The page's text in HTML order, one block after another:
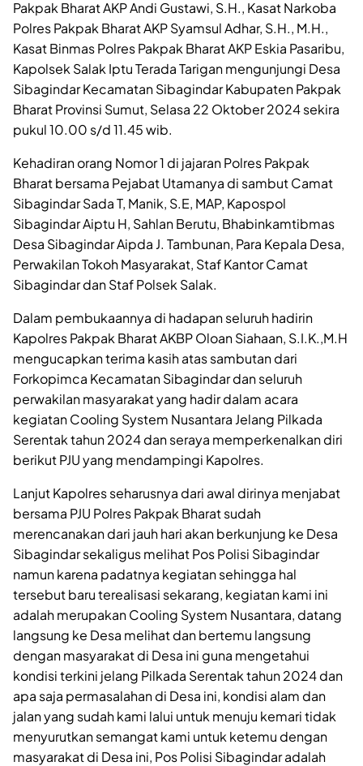
Pakpak Bharat AKP Andi Gustawi, S.H., Kasat Narkoba
Polres Pakpak Bharat AKP Syamsul Adhar, S.H., M.H.,
Kasat Binmas Polres Pakpak Bharat AKP Eskia Pasaribu,
Kapolsek Salak Iptu Terada Tarigan mengunjungi Desa
Sibagindar Kecamatan Sibagindar Kabupaten Pakpak
Bharat Provinsi Sumut, Selasa 22 Oktober 2024 sekira
pukul 10.00 s/d 11.45 wib.
Kehadiran orang Nomor 1 di jajaran Polres Pakpak
Bharat bersama Pejabat Utamanya di sambut Camat
Sibagindar Sada T, Manik, S.E, MAP, Kapospol
Sibagindar Aiptu H, Sahlan Berutu, Bhabinkamtibmas
Desa Sibagindar Aipda J. Tambunan, Para Kepala Desa,
Perwakilan Tokoh Masyarakat, Staf Kantor Camat
Sibagindar dan Staf Polsek Salak.
Dalam pembukaannya di hadapan seluruh hadirin
Kapolres Pakpak Bharat AKBP Oloan Siahaan, S.I.K.,M.H
mengucapkan terima kasih atas sambutan dari
Forkopimca Kecamatan Sibagindar dan seluruh
perwakilan masyarakat yang hadir dalam acara
kegiatan Cooling System Nusantara Jelang Pilkada
Serentak tahun 2024 dan seraya memperkenalkan diri
berikut PJU yang mendampingi Kapolres.
Lanjut Kapolres seharusnya dari awal dirinya menjabat
bersama PJU Polres Pakpak Bharat sudah
merencanakan dari jauh hari akan berkunjung ke Desa
Sibagindar sekaligus melihat Pos Polisi Sibagindar
namun karena padatnya kegiatan sehingga hal
tersebut baru terealisasi sekarang, kegiatan kami ini
adalah merupakan Cooling System Nusantara, datang
langsung ke Desa melihat dan bertemu langsung
dengan masyarakat di Desa ini guna mengetahui
kondisi terkini jelang Pilkada Serentak tahun 2024 dan
apa saja permasalahan di Desa ini, kondisi alam dan
jalan yang sudah kami lalui untuk menuju kemari tidak
menyurutkan semangat kami untuk ketemu dengan
masyarakat di Desa ini, Pos Polisi Sibagindar adalah